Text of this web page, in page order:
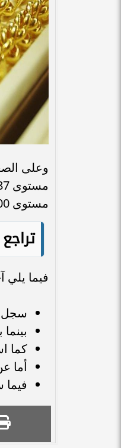
مستوى 4700 دولار للأوقية، في ظل ضغوط بيعية محدودة.
فيما
سجل جرام
بينما
كما
أما عن
فيما